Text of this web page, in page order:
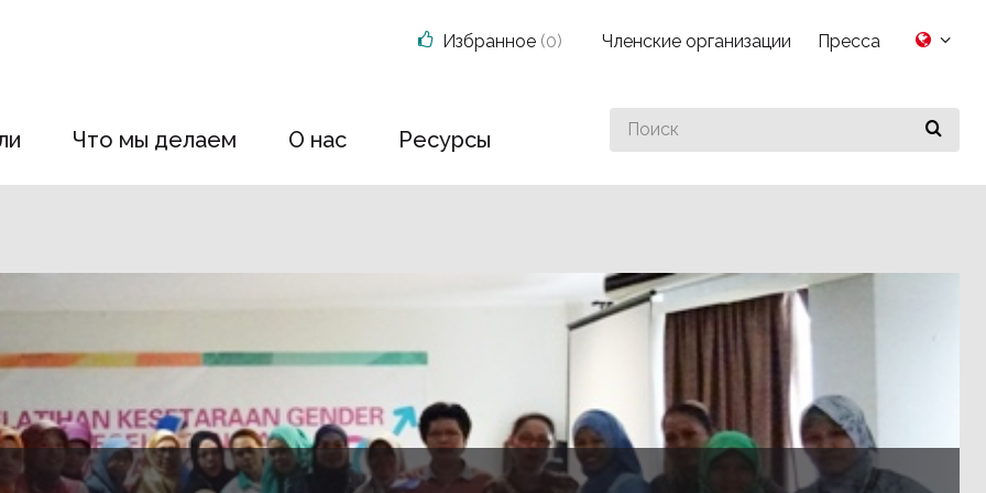
Что мы делаем О нас Ресурсы
Search
for
Избранное (0) Членские организации Пресса